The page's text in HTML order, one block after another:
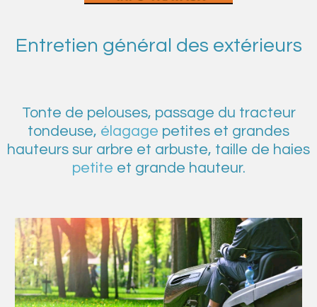
Entretien général des extérieurs
Tonte de pelouses, passage du tracteur
tondeuse, élagage petites et grandes
hauteurs sur arbre et arbuste, taille de haies
petite et grande hauteur.